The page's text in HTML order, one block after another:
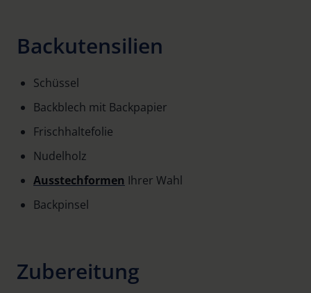
Backutensilien
Schüssel
Backblech mit Backpapier
Frischhaltefolie
Nudelholz
Ausstechformen Ihrer Wahl
Backpinsel
Zubereitung